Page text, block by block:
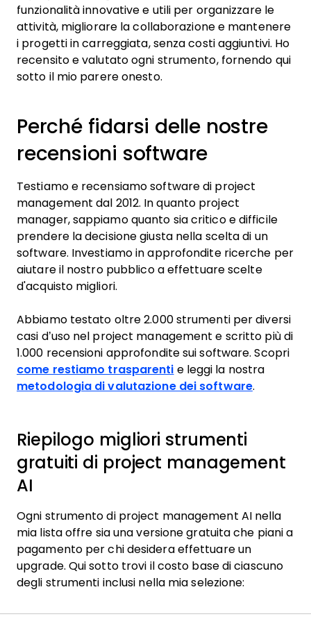
funzionalità innovative e utili per organizzare le
attività, migliorare la collaborazione e mantenere
i progetti in carreggiata, senza costi aggiuntivi. Ho
recensito e valutato ogni strumento, fornendo qui
sotto il mio parere onesto.
Perché fidarsi delle nostre
recensioni software
Testiamo e recensiamo software di project
management dal 2012. In quanto project
manager, sappiamo quanto sia critico e difficile
prendere la decisione giusta nella scelta di un
software. Investiamo in approfondite ricerche per
aiutare il nostro pubblico a effettuare scelte
d'acquisto migliori.
Abbiamo testato oltre 2.000 strumenti per diversi
casi d’uso nel project management e scritto più di
1.000 recensioni approfondite sui software. Scopri
come restiamo trasparenti e leggi la nostra
metodologia di valutazione dei software.
Riepilogo migliori strumenti
gratuiti di project management
AI
Ogni strumento di project management AI nella
mia lista offre sia una versione gratuita che piani a
pagamento per chi desidera effettuare un
upgrade. Qui sotto trovi il costo base di ciascuno
degli strumenti inclusi nella mia selezione: